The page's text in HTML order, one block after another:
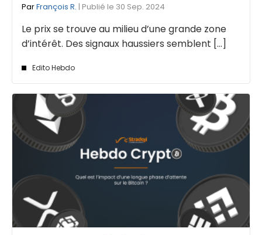
ParFrançois R. | Publié le 30 Sep. 2024
Le prix se trouve au milieu d’une grande zone
d’intérêt. Des signaux haussiers semblent [...]
Edito Hebdo